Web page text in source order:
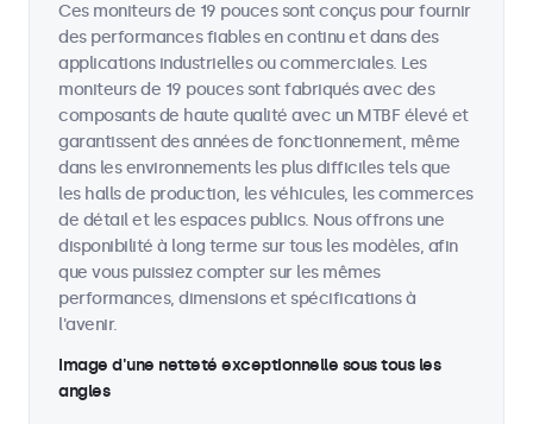
Ces moniteurs de 19 pouces sont conçus pour fournir
des performances fiables en continu et dans des
applications industrielles ou commerciales. Les
moniteurs de 19 pouces sont fabriqués avec des
composants de haute qualité avec un MTBF élevé et
garantissent des années de fonctionnement, même
dans les environnements les plus difficiles tels que
les halls de production, les véhicules, les commerces
de détail et les espaces publics. Nous offrons une
disponibilité à long terme sur tous les modèles, afin
que vous puissiez compter sur les mêmes
performances, dimensions et spécifications à
l'avenir.
Image d'une netteté exceptionnelle sous tous les
angles